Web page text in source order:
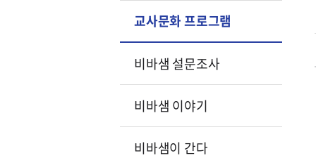
교사문화 프로그램
비바샘 설문조사
비바샘 이야기
비바샘이 간다